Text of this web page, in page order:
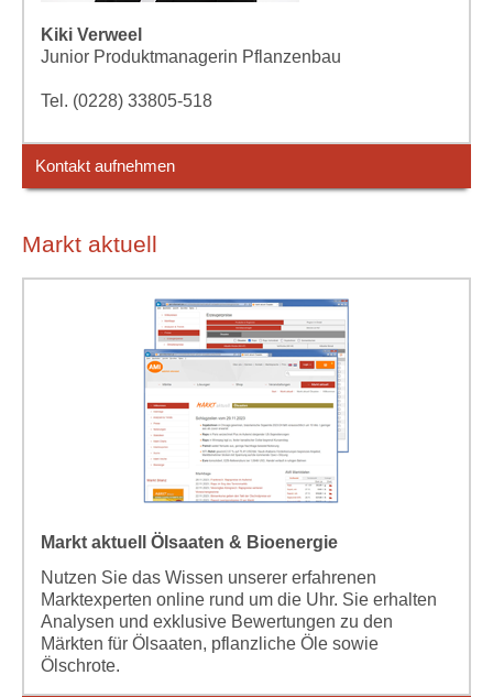
Kiki Verweel
Junior Produktmanagerin Pflanzenbau
Tel. (0228) 33805-518
Kontakt aufnehmen
Markt aktuell
Markt aktuell Ölsaaten & Bioenergie
Nutzen Sie das Wissen unserer erfahrenen
Marktexperten online rund um die Uhr. Sie erhalten
Analysen und exklusive Bewertungen zu den
Märkten für Ölsaaten, pflanzliche Öle sowie
Ölschrote.